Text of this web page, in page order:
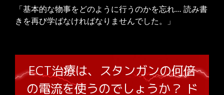
「基本的な物事をどのように行うのかを忘れ… 読み書
きを再び学ばなければなりませんでした。」
ECT治療は、スタンガンの何倍
の電流を使うのでしょうか？ ド